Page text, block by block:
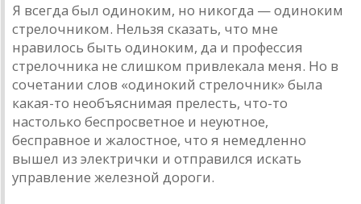
Я всегда был одиноким, но никогда — одиноким
стрелочником. Нельзя сказать, что мне
нравилось быть одиноким, да и профессия
стрелочника не слишком привлекала меня. Но в
сочетании слов «одинокий стрелочник» была
какая-то необъяснимая прелесть, что-то
настолько беспросветное и неуютное,
бесправное и жалостное, что я немедленно
вышел из электрички и отправился искать
управление железной дороги.